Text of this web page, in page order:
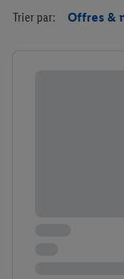
Trier par: Offres &